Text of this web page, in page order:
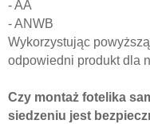
- AA
- ANWB
Wykorzystując
odpowiedni produkt dla
Czy montaż fotelika
siedzeniu jest